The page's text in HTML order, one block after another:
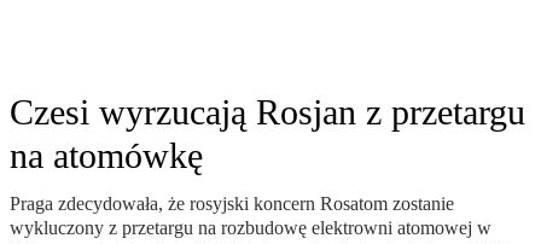
Czesi wyrzucają Rosjan z przetargu
na atomówkę
Praga zdecydowała, że rosyjski koncern Rosatom zostanie
wykluczony z przetargu na rozbudowę elektrowni atomowej w